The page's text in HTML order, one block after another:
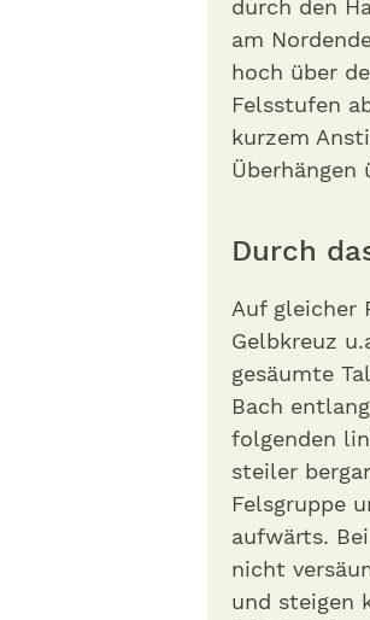
durch den
am
hoch über
Felsstufen
kurzem
Überhängen
Durch
Auf gleicher
Gelbkreuz
gesäumte
Bach
folgenden
steiler
Felsgruppe
aufwärts.
nicht
und steigen